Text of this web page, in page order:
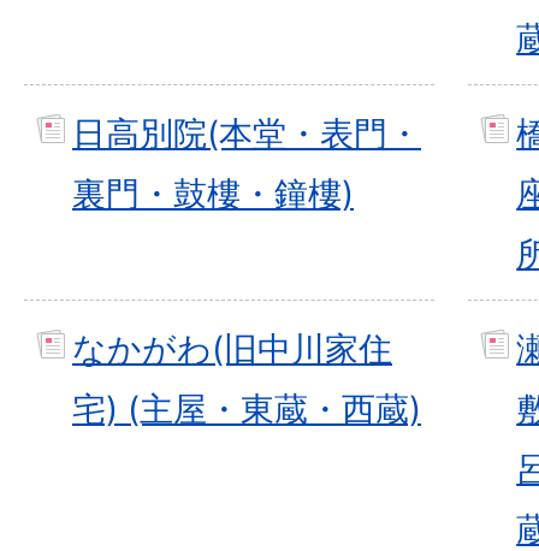
日高別院(本堂・表門・
裏門・鼓樓・鐘樓)
なかがわ(旧中川家住
宅) (主屋・東蔵・西蔵)